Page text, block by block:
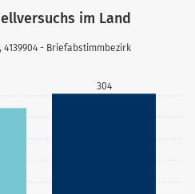
304
im Land
- Briefabstimmbezirk